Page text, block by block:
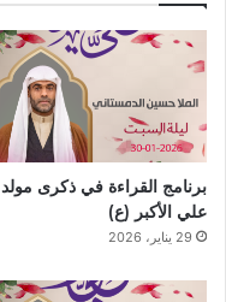
برنامج القراءة في ذكرى مولد
علي الأكبر (ع)
29 يناير، 2026